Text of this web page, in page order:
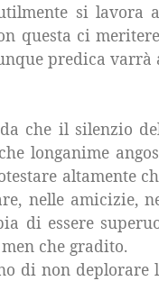
si lavora
questa ci
predica
che il silenzio
longanime
altamente
nelle amicizie,
di essere
che gradito.
di non